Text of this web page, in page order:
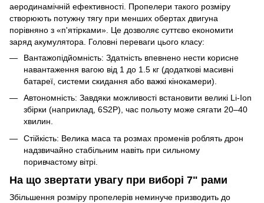
аеродинамічній ефективності. Пропелери такого розміру
створюють потужну тягу при менших обертах двигуна
порівняно з «п'ятірками». Це дозволяє суттєво економити
заряд акумулятора. Головні переваги цього класу:
Вантажопідйомність: Здатність впевнено нести корисне
навантаження вагою від 1 до 1.5 кг (додаткові масивні
батареї, системи скидання або важкі кінокамери).
Автономність: Завдяки можливості встановити великі Li-Ion
збірки (наприклад, 6S2P), час польоту може сягати 20–40
хвилин.
Стійкість: Велика маса та розмах променів роблять дрон
надзвичайно стабільним навіть при сильному
поривчастому вітрі.
На що звертати увагу при виборі 7" рами
Збільшення розміру пропелерів неминуче призводить до